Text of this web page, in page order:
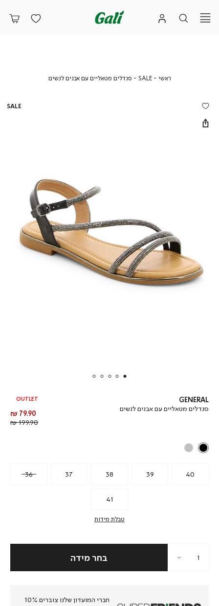
ראשי ראשי
SALE
SALE
סנדלים מטאליים עם אבנים לנשיםסנדלים
GENERAL
סנדלים מטאליים עם אבנים לנשים
OUTLET
מחיר
מוצר
79.90 ₪
199.90 ₪
36 37 38 39 40
41
טבלת מידות
חברי המועדון שלנו צוברים 10%
SALE